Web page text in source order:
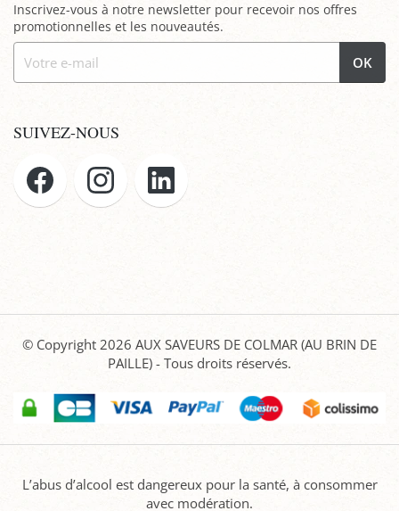
Inscrivez-vous à notre newsletter pour recevoir nos offres
promotionnelles et les nouveautés.
OK
SUIVEZ-NOUS
© Copyright 2026 AUX SAVEURS DE COLMAR (AU BRIN DE
PAILLE) - Tous droits réservés.
L’abus d’alcool est dangereux pour la santé, à consommer
avec modération.